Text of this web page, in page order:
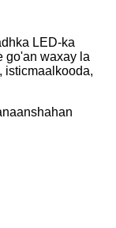
LED-ka
go'an waxay la
isticmaalkooda,